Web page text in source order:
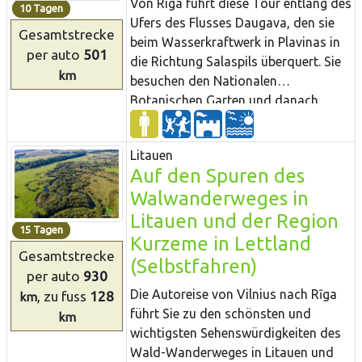
den Dolomitenfelsen Panga besuchen.
many traditional beliefs, sayings and
riddles linked with bread in Latvian
folklore. Today, there is great interest
in the old recipes, bread-baking
ingredients as many families are
opting for a healthy lifestyle.
10 Tagen
Gesamtstrecke
per auto 501
km
Von Riga führt diese Tour entlang des
Ufers des Flusses Daugava, den sie
beim Wasserkraftwerk in Plavinas in
die Richtung Salaspils überquert. Sie
besuchen den Nationalen
Botanischen Garten und danach
fahren Sie weiter auf dem linken Ufer
des Flusses Daugava. Unterwegs
können Sie ein Modell einer alten
hölzernen Burg besichtigen, wo Sie
auch spazieren können. Danach
besuchen Sie das Königreich der
Kaninchen, wo die Häuser von diesen
Tieren als kleine Schlösser gebaut
sind. Es ist die Zeit gekommen,
hausgemachte Eissorten in Skriveri zu
verkosten und den Park mit den
Ruinen der legendären Burg von
Koknese zu besuchen. Am nächsten
15 Tagen
Gesamtstrecke
per auto 930
km, zu fuss 128
km
Litauen
Auf den Spuren des
Walwanderweges in
Litauen und der Region
Kurzeme in Lettland
(Selbstfahren)
Die Autoreise von Vilnius nach Rīga
führt Sie zu den schönsten und
wichtigsten Sehenswürdigkeiten des
Wald-Wanderweges in Litauen und